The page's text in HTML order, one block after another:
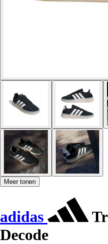
Meer tonen
adidas
Decode